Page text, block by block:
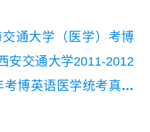
交通大学（医学）考博
西安交通大学2011-2012
考博英语医学统考真题